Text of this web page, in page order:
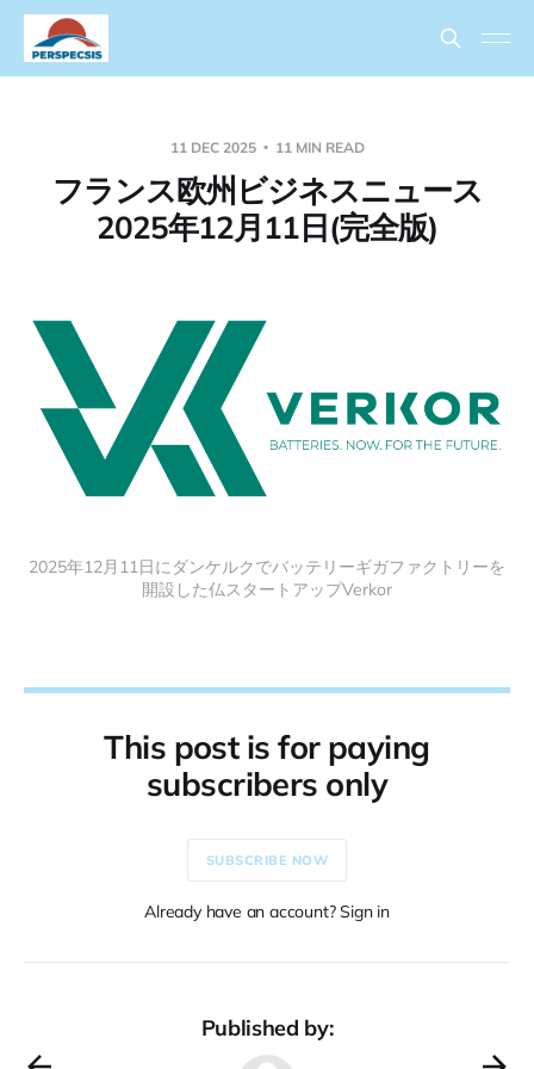
11 DEC 2025 11 MIN READ
フランス欧州ビジネスニュース
2025年12月11日(完全版)
2025年12月11日にダンケルクでバッテリーギガファクトリーを
開設した仏スタートアップVerkor
This post is for paying
subscribers only
SUBSCRIBE NOW
Already have an account? Sign in
Published by: